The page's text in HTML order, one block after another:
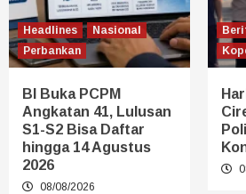
Headlines
Nasional
Perbankan
BI Buka PCPM
Angkatan 41, Lulusan
S1-S2 Bisa Daftar
hingga 14 Agustus
2026
08/08/2026